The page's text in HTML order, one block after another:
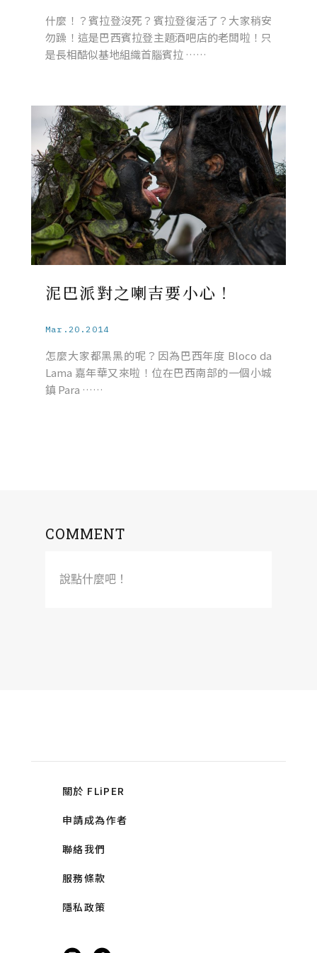
什麼！？賓拉登沒死？賓拉登復活了？大家稍安
勿躁！這是巴西賓拉登主題酒吧店的老闆啦！只
是長相酷似基地組織首腦賓拉 ……
泥巴派對之喇吉要小心！
Mar.20.2014
怎麼大家都黑黑的呢？因為巴西年度 Bloco da
Lama 嘉年華又來啦！位在巴西南部的一個小城
鎮 Para ……
COMMENT
說點什麼吧！
關於 FLiPER
申請成為作者
聯絡我們
服務條款
隱私政策